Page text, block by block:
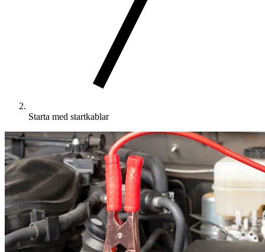
Starta med startkablar